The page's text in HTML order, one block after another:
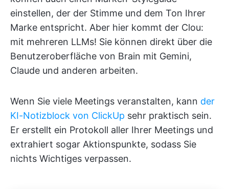
einstellen, der der Stimme und dem Ton Ihrer
Marke entspricht. Aber hier kommt der Clou:
mit mehreren LLMs! Sie können direkt über die
Benutzeroberfläche von Brain mit Gemini,
Claude und anderen arbeiten.
Wenn Sie viele Meetings veranstalten, kann der
KI-Notizblock von ClickUp sehr praktisch sein.
Er erstellt ein Protokoll aller Ihrer Meetings und
extrahiert sogar Aktionspunkte, sodass Sie
nichts Wichtiges verpassen.